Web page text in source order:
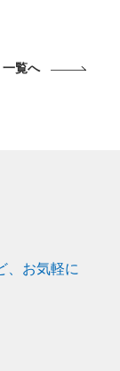
一覧へ
、お気軽に